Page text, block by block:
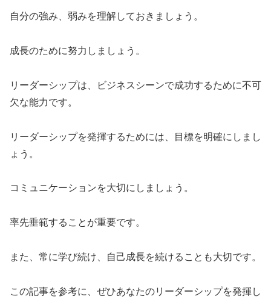
自分の強み、弱みを理解しておきましょう。
成長のために努力しましょう。
リーダーシップは、ビジネスシーンで成功するために不可
欠な能力です。
リーダーシップを発揮するためには、目標を明確にしまし
ょう。
コミュニケーションを大切にしましょう。
率先垂範することが重要です。
また、常に学び続け、自己成長を続けることも大切です。
この記事を参考に、ぜひあなたのリーダーシップを発揮し